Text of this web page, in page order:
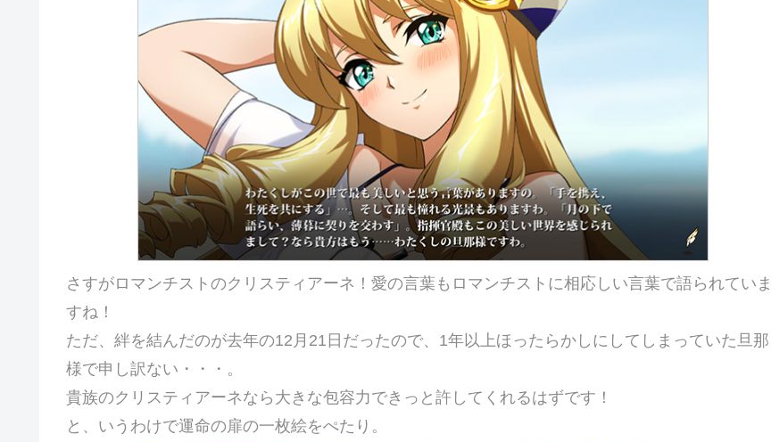
さすがロマンチストのクリスティアーネ！愛の言葉もロマンチストに相応しい言葉で語られていま
すね！
ただ、絆を結んだのが去年の12月21日だったので、1年以上ほったらかしにしてしまっていた旦那
様で申し訳ない・・・。
貴族のクリスティアーネなら大きな包容力できっと許してくれるはずです！
と、いうわけで運命の扉の一枚絵をぺたり。